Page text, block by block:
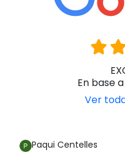
En base
Ver
Paqui Centelles